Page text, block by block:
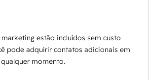
estão incluídos sem custo
pode adquirir contatos adicionais em
momento.